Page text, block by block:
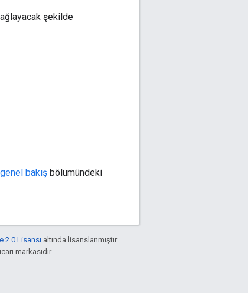
şekilde
genel bakış bölümündeki
2.0 Lisansı altında lisanslanmıştır.
markasıdır.